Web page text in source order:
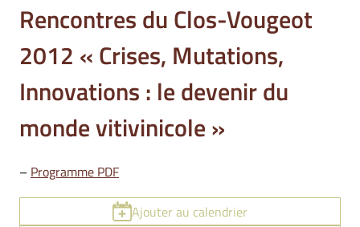
Rencontres du Clos-Vougeot
2012 « Crises, Mutations,
Innovations : le devenir du
monde vitivinicole »
– Programme PDF
Ajouter au calendrier